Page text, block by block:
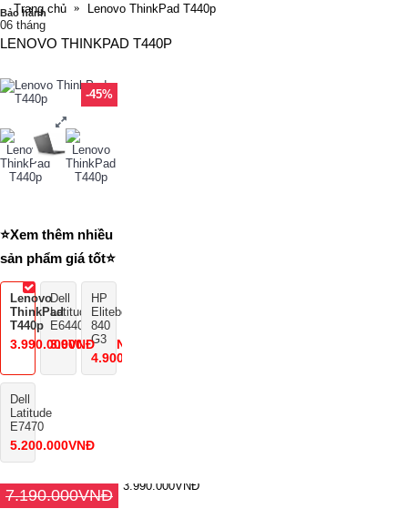
Bảo hành
06 tháng
Trang chủ Lenovo ThinkPad T440p
LENOVO THINKPAD T440P
-45%
⭐Xem thêm nhiều
sản phẩm giá tốt⭐
Lenovo
ThinkPad
T440p
3.990.000VNĐ
Dell
Latitude
E6440
3.900.000VNĐ
HP
Elitebook
840
G3
4.900.000VNĐ
Dell
Latitude
E7470
5.200.000VNĐ
7.190.000VNĐ
3.990.000VNĐ